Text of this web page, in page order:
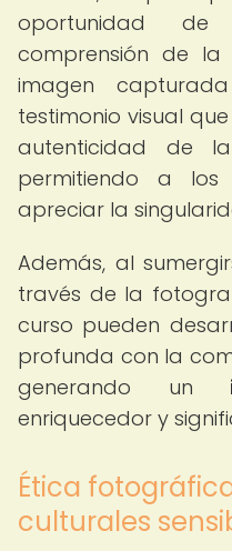
oportunidad
comprensión de
imagen
testimonio visual
autenticidad de
permitiendo a
apreciar la
Además, al
través de la
curso pueden
profunda con la
generando un
enriquecedor y
Ética
culturales